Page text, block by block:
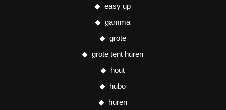
easy up
gamma
grote
grote tent huren
hout
hubo
huren